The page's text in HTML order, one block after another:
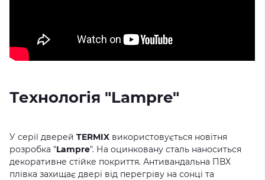
Технологія "Lampre"
У серії дверей TERMIX використовується новітня
розробка "Lampre". На оцинковану сталь наноситься
декоративне стійке покриття. Антивандальна ПВХ
плівка захищає двері від перегріву на сонці та